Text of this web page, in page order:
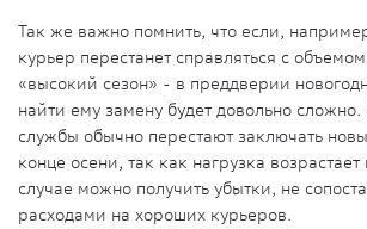
Так же важно помнить, что если,
курьер перестанет справляться с
«высокий сезон» - в преддверии
найти ему замену будет довольно сложно.
службы обычно перестают заключать
конце осени, так как нагрузка
случае можно получить убытки, не
расходами на хороших курьеров.